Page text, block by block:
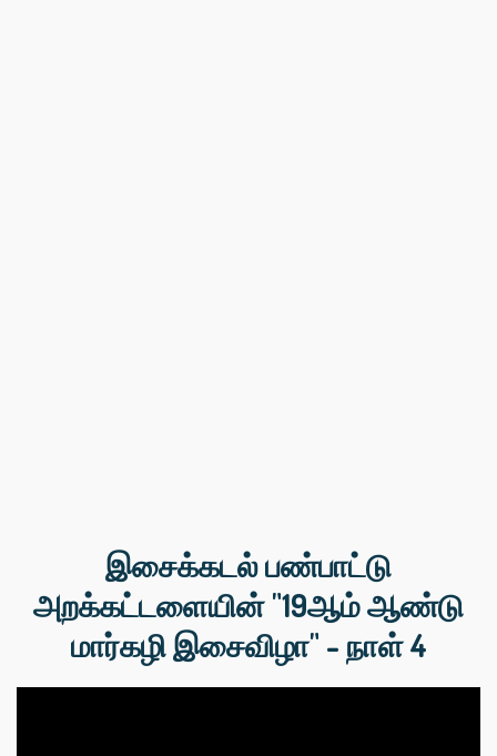
இசைக்கடல் பண்பாட்டு
அறக்கட்டளையின் "19ஆம் ஆண்டு
மார்கழி இசைவிழா" - நாள் 4